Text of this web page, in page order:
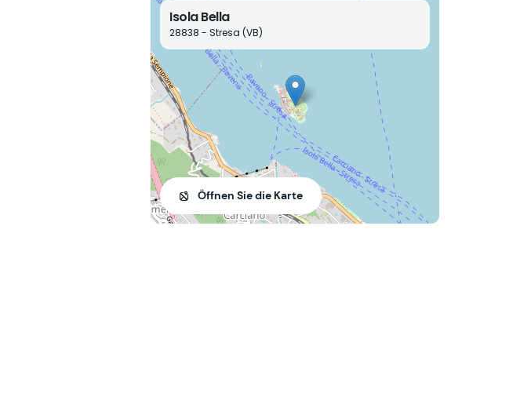
Isola Bella
28838 - Stresa (VB)
Öffnen Sie die Karte